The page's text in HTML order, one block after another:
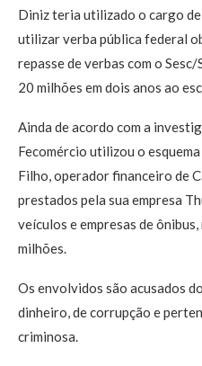
Diniz teria utilizado o cargo
utilizar verba pública federal
repasse de verbas com o
20 milhões em dois anos ao
Ainda de acordo com a
Fecomércio utilizou o
Filho, operador financeiro de
prestados pela sua empresa
veículos e empresas de
milhões.
Os envolvidos são acusados
dinheiro, de corrupção e
criminosa.